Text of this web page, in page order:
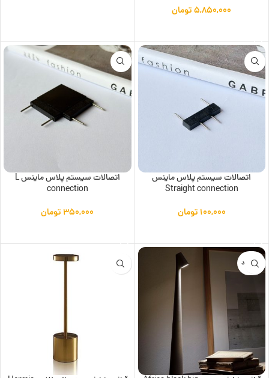
۵,۸۵۰,۰۰۰تومان
اتصالات سیستم پلاس ماینس
Straight connection
۱۰۰,۰۰۰ تومان
اتصالات سیستم پلاس ماینس L
connection
۳۵۰,۰۰۰تومان
ناموجود